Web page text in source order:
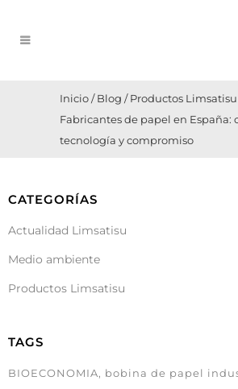
Inicio/Blog /Productos Limsatisu
Fabricantes de papel en España:
tecnología y compromiso
CATEGORÍAS
Actualidad Limsatisu
Medio ambiente
Productos Limsatisu
TAGS
BIOECONOMIA
bobina de papel